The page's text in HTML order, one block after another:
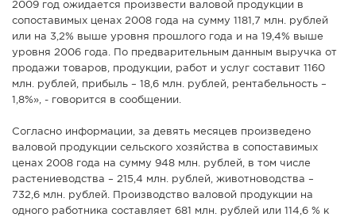
ПРЕДЛОЖИТЬ НОВОСТЬ
ФОТО
2009 год ожидается произвести валовой продукции в
сопоставимых ценах 2008 года на сумму 1181,7 млн. рублей
или на 3,2% выше уровня прошлого года и на 19,4% выше
уровня 2006 года. По предварительным данным выручка от
продажи товаров, продукции, работ и услуг составит 1160
млн. рублей, прибыль – 18,6 млн. рублей, рентабельность –
1,8%», - говорится в сообщении.
Согласно информации, за девять месяцев произведено
валовой продукции сельского хозяйства в сопоставимых
ценах 2008 года на сумму 948 млн. рублей, в том числе
растениеводства – 215,4 млн. рублей, животноводства –
732,6 млн. рублей. Производство валовой продукции на
одного работника составляет 681 млн. рублей или 114,6 % к